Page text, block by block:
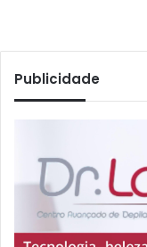
Publicidade